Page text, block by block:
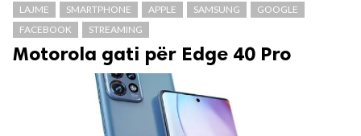
LAJME SMARTPHONE APPLE SAMSUNG
GOOGLE
FACEBOOK
STREAMING
Motorola gati për Edge 40 Pro